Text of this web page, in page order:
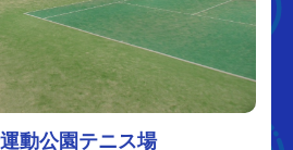
動公園テニス場